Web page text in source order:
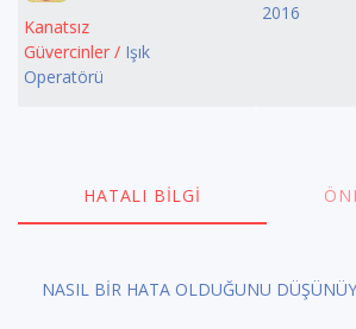
Kanatsız
Güvercinler / Işık
Operatörü
2016
HATALI BILGI
NASIL BİR HATA OLDUĞUNU